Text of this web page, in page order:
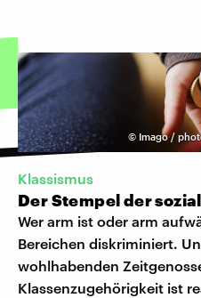
© Imago /
Klassismus
Der Stempel der
Wer arm ist oder arm
Bereichen diskriminiert.
wohlhabenden
Klassenzugehörigkeit ist